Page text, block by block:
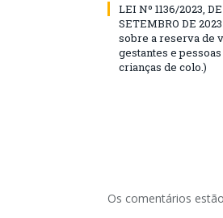
LEI Nº 1136/2023, DE
SETEMBRO DE
sobre a reserva de
gestantes e
crianças de colo.)
Os comentários